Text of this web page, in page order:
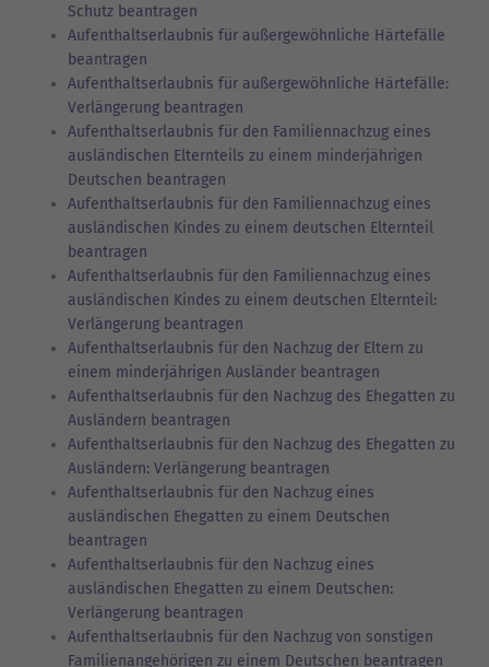
Schutz beantragen
Aufenthaltserlaubnis für außergewöhnliche Härtefälle
beantragen
Aufenthaltserlaubnis für außergewöhnliche Härtefälle:
Verlängerung beantragen
Aufenthaltserlaubnis für den Familiennachzug eines
ausländischen Elternteils zu einem minderjährigen
Deutschen beantragen
Aufenthaltserlaubnis für den Familiennachzug eines
ausländischen Kindes zu einem deutschen Elternteil
beantragen
Aufenthaltserlaubnis für den Familiennachzug eines
ausländischen Kindes zu einem deutschen Elternteil:
Verlängerung beantragen
Aufenthaltserlaubnis für den Nachzug der Eltern zu
einem minderjährigen Ausländer beantragen
Aufenthaltserlaubnis für den Nachzug des Ehegatten zu
Ausländern beantragen
Aufenthaltserlaubnis für den Nachzug des Ehegatten zu
Ausländern: Verlängerung beantragen
Aufenthaltserlaubnis für den Nachzug eines
ausländischen Ehegatten zu einem Deutschen
beantragen
Aufenthaltserlaubnis für den Nachzug eines
ausländischen Ehegatten zu einem Deutschen:
Verlängerung beantragen
Aufenthaltserlaubnis für den Nachzug von sonstigen
Familienangehörigen zu einem Deutschen beantragen